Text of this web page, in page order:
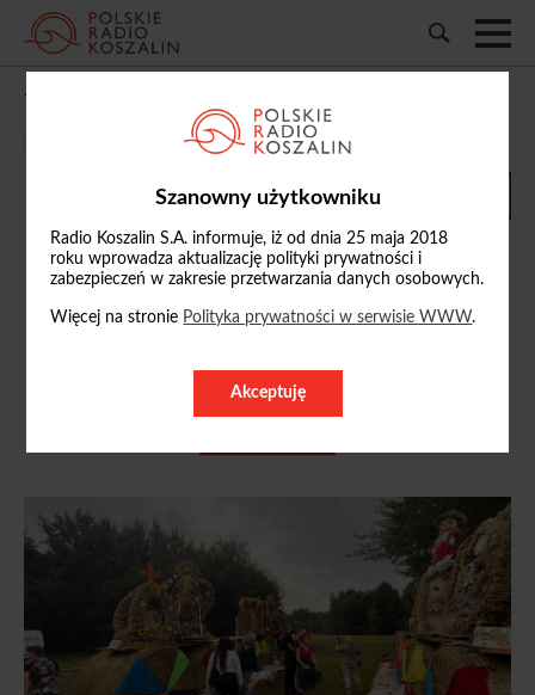
Szanowny użytkowniku
Radio Koszalin S.A. informuje, iż od dnia 25 maja 2018
roku wprowadza aktualizację polityki prywatności i
zabezpieczeń w zakresie przetwarzania danych osobowych.
Więcej na stronie Polityka prywatności w serwisie WWW.
Akceptuję
W Kobylnicy trwa święto plonów
Marcin Turalski
m.turalski@radio.koszalin.pl